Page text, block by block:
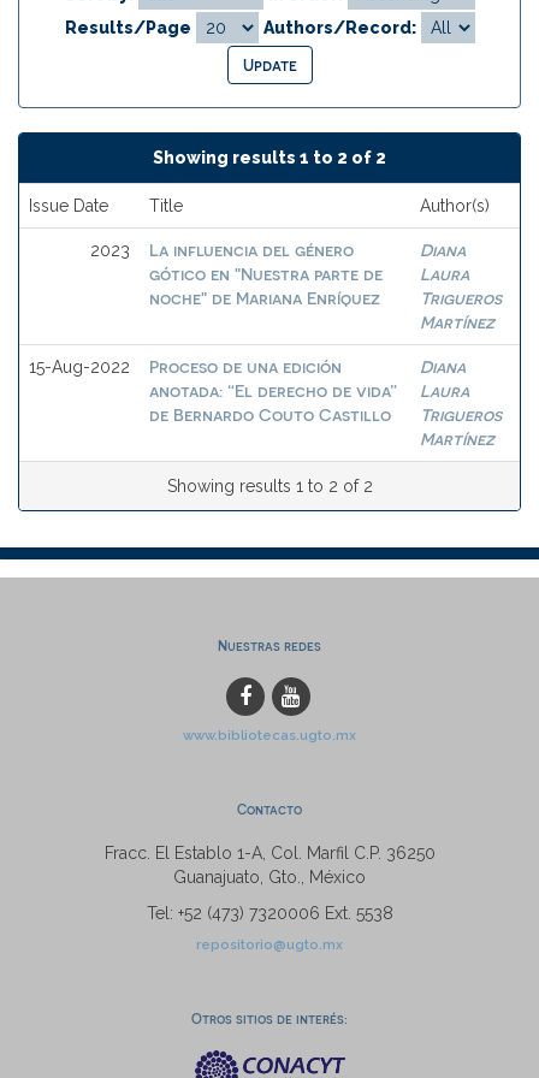
Results/Page
Authors/Record:
Showing results 1 to 2 of 2
Issue Date Title Author(s)
2023
La influencia del género
gótico en "Nuestra parte de
noche" de Mariana Enríquez
Diana
Laura
Trigueros
Martínez
15-Aug-2022
Proceso de una edición
anotada: “El derecho de vida”
de Bernardo Couto Castillo
Diana
Laura
Trigueros
Martínez
Showing results 1 to 2 of 2
Nuestras redes
www.bibliotecas.ugto.mx
Contacto
Fracc. El Establo 1-A, Col. Marfil C.P. 36250
Guanajuato, Gto., México
Tel: +52 (473) 7320006 Ext. 5538
repositorio@ugto.mx
Otros sitios de interés: